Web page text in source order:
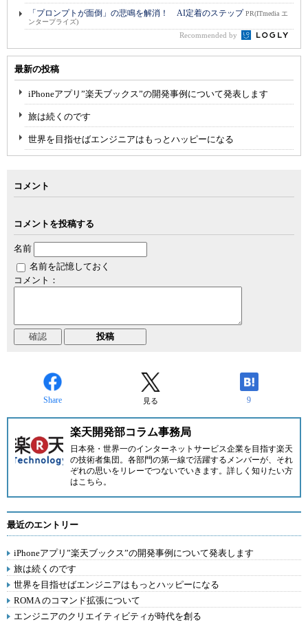
「プロンプトが面倒」の悲鳴を解消！ AI定着のステップPR(ITmedia エ
ンタープライズ)
Recommended by
最新の投稿
iPhoneアプリ”楽天ブックス”の開発事例について発表します
旅は続くのです
世界を目指せばエンジニアはもっとハッピーになる
コメント
コメントを投稿する
名前
名前を記憶しておく
コメント：
Share 見る 9
楽天開発部コラム事務局
日本発・世界一のインターネットサービス企業を目指す楽天
の技術者集団。各部門の第一線で活躍するメンバーが、それ
ぞれの思いをリレーでつないでいきます。詳しく知りたい方
はこちら 。
最近のエントリー
iPhoneアプリ”楽天ブックス”の開発事例について発表します
旅は続くのです
世界を目指せばエンジニアはもっとハッピーになる
ROMA のコマンド拡張について
エンジニアのクリエイティビティが時代を創る